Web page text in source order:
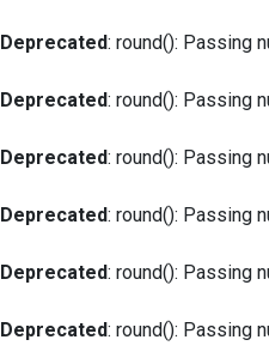
Deprecated: round(): Passing
Deprecated: round(): Passing
Deprecated: round(): Passing
Deprecated: round(): Passing
Deprecated: round(): Passing
Deprecated: round(): Passing